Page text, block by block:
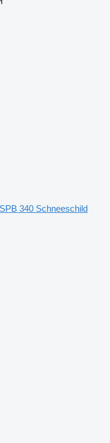
340 Schneeschild